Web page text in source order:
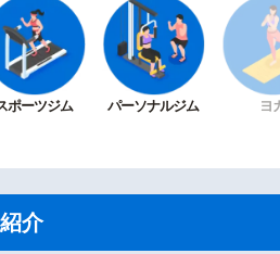
ポーツジム パーソナルジム ヨ
介